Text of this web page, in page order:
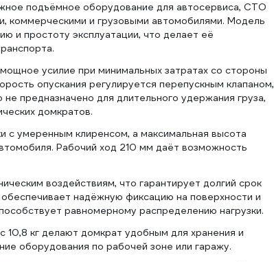
подъёмное оборудование для автосервиса, СТО
коммерческими и грузовыми автомобилями. Модель
и простоту эксплуатации, что делает её
усилие при минимальных затратах со стороны
опускания регулируется перепускным клапаном,
предназначено для длительного удержания груза,
домкратов.
с умеренным клиренсом, а максимальная высота
Рабочий ход 210 мм даёт возможность
воздействиям, что гарантирует долгий срок
надёжную фиксацию на поверхности и
равномерному распределению нагрузки.
кг делают домкрат удобным для хранения и
оборудования по рабочей зоне или гаражу.